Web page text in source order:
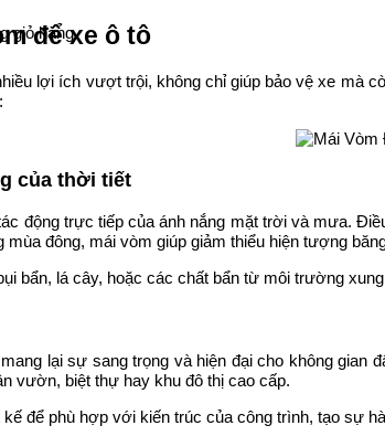
giỏ hàng.
để xe ô tô
lợi ích vượt trội, không chỉ giúp bảo vệ xe mà
của thời tiết
động trực tiếp của ánh nắng mặt trời và mưa.
đông, mái vòm giúp giảm thiểu hiện tượng
bẩn, lá cây, hoặc các chất bẩn từ môi trường
lại sự sang trọng và hiện đại cho không
vườn, biệt thự hay khu đô thị cao cấp.
để phù hợp với kiến trúc của công trình, tạo sự